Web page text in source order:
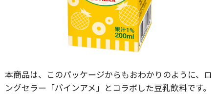
本商品は、このパッケージからもおわかりのように、ロ
ングセラー「パインアメ」とコラボした豆乳飲料です。